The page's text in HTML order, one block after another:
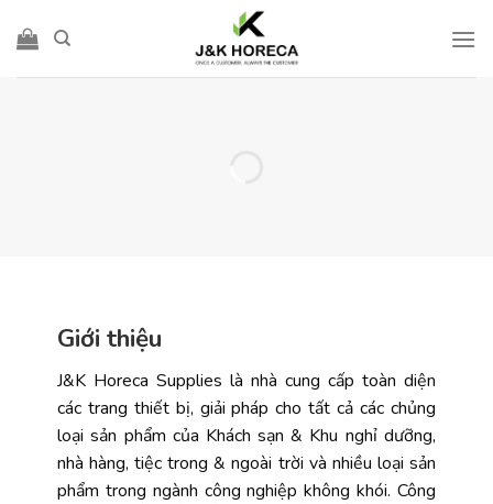
Giới thiệu
J&K Horeca Supplies là nhà cung cấp toàn diện
các trang thiết bị, giải pháp cho tất cả các chủng
loại sản phẩm của Khách sạn & Khu nghỉ dưỡng,
nhà hàng, tiệc trong & ngoài trời và nhiều loại sản
phẩm trong ngành công nghiệp không khói. Công